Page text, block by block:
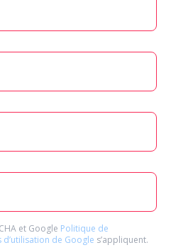
et Google Politique de
de Google s’appliquent.